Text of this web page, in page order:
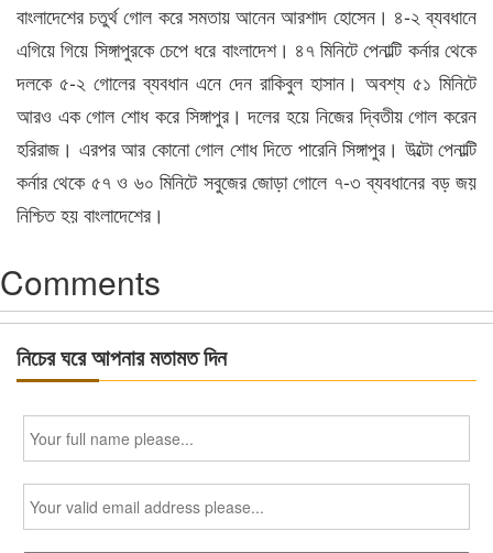
বাংলাদেশের চতুর্থ গোল করে সমতায় আনেন আরশাদ হোসেন। ৪-২ ব্যবধানে
এগিয়ে গিয়ে সিঙ্গাপুরকে চেপে ধরে বাংলাদেশ। ৪৭ মিনিটে পেনাল্টি কর্নার থেকে
দলকে ৫-২ গোলের ব্যবধান এনে দেন রাকিবুল হাসান। অবশ্য ৫১ মিনিটে
আরও এক গোল শোধ করে সিঙ্গাপুর। দলের হয়ে নিজের দ্বিতীয় গোল করেন
হরিরাজ। এরপর আর কোনো গোল শোধ দিতে পারেনি সিঙ্গাপুর। উল্টো পেনাল্টি
কর্নার থেকে ৫৭ ও ৬০ মিনিটে সবুজের জোড়া গোলে ৭-৩ ব্যবধানের বড় জয়
নিশ্চিত হয় বাংলাদেশের।
Comments
নিচের ঘরে আপনার মতামত দিন